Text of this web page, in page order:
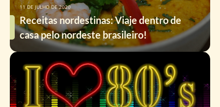
Receitas nordestinas: Viaje dentro de
casa pelo nordeste brasileiro!
11 DE JULHO DE 2020